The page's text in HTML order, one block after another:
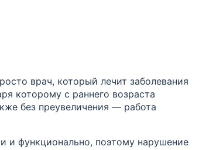
врач, который лечит заболевания
которому с раннего возраста
без преувеличения — работа
и функционально, поэтому нарушение